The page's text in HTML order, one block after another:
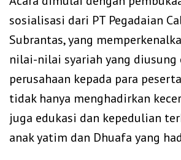
sosialisasi dari PT Pegadaian
Subrantas, yang
nilai-nilai syariah yang diusung
perusahaan kepada para
tidak hanya menghadirkan
juga edukasi dan kepedulian
anak yatim dan Dhuafa yang